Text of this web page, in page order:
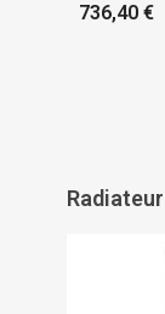
736,40 €